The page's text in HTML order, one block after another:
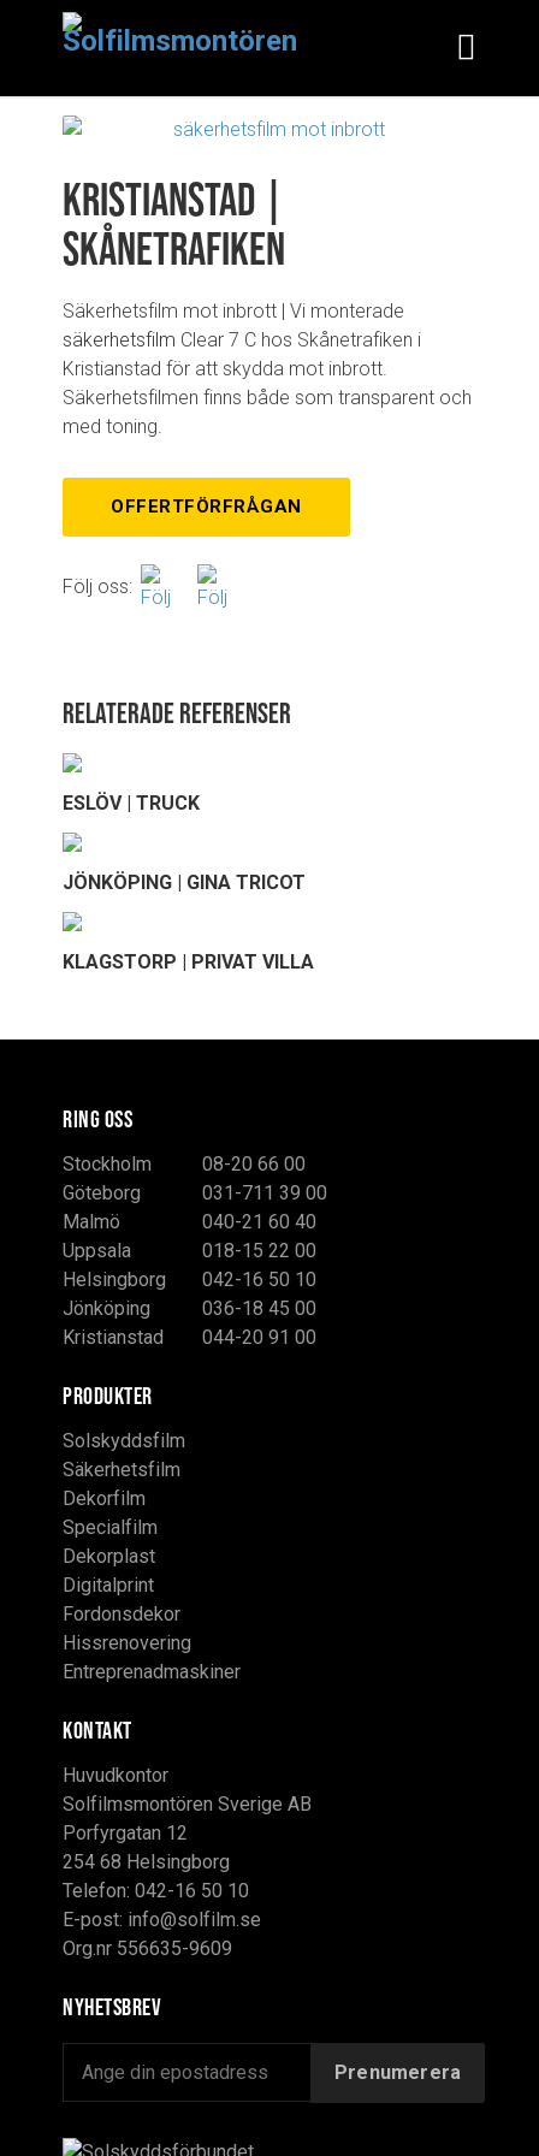
Kristianstad |
Skånetrafiken
Säkerhetsfilm mot inbrott | Vi monterade
säkerhetsfilm Clear 7 C hos Skånetrafiken i
Kristianstad för att skydda mot inbrott.
Säkerhetsfilmen finns både som transparent och
med toning.
OFFERTFÖRFRÅGAN
Följ oss:
Relaterade referenser
ESLÖV | TRUCK
JÖNKÖPING | GINA TRICOT
KLAGSTORP | PRIVAT VILLA
RING OSS
Stockholm
08-20 66 00
Göteborg
031-711 39 00
Malmö
040-21 60 40
Uppsala
018-15 22 00
Helsingborg
042-16 50 10
Jönköping
036-18 45 00
Kristianstad
044-20 91 00
PRODUKTER
Solskyddsfilm
Säkerhetsfilm
Dekorfilm
Specialfilm
Dekorplast
Digitalprint
Fordonsdekor
Hissrenovering
Entreprenadmaskiner
KONTAKT
Huvudkontor
Solfilmsmontören Sverige AB
Porfyrgatan 12
254 68 Helsingborg
Telefon: 042-16 50 10
E-post: info@solfilm.se
Org.nr 556635-9609
Nyhetsbrev